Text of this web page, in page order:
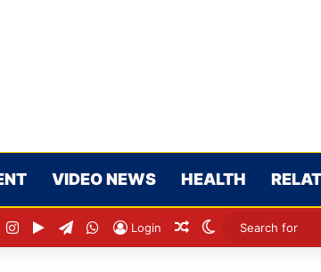
VIDEO NEWS HEALTH
Instagram
Google Play
Telegram
WhatsApp
Login Random Article
Switch skin